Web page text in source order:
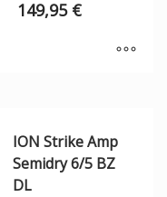
149,95 €
ION Strike Amp
Semidry 6/5 BZ
DL